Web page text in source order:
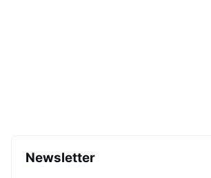
Newsletter